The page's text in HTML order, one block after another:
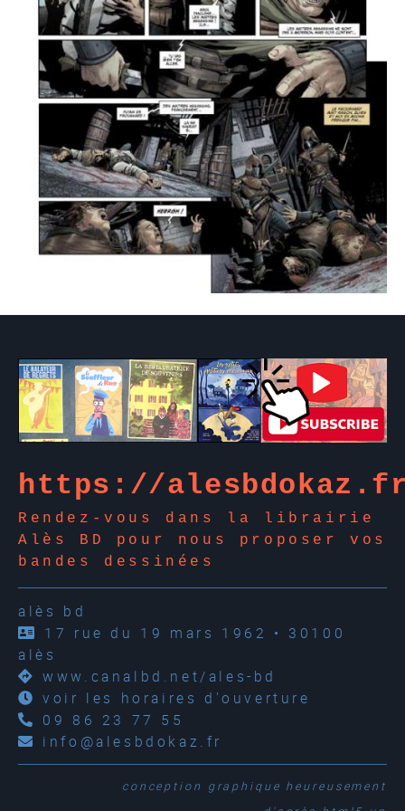
https://
Rendez-vous dans la librairie
Alès BD pour nous proposer vos
bandes dessinées
alès bd
17 rue du 19 mars 1962 • 30100
alès
www.canalbd.net/ales-bd
voir les horaires d'ouverture
09 86 23 77 55
info@alesbdokaz.fr
conception graphique heureusement